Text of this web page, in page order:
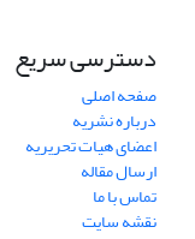
دسترسی سریع
صفحه اصلی
درباره نشریه
اعضای هیات تحریریه
ارسال مقاله
تماس با ما
نقشه سایت